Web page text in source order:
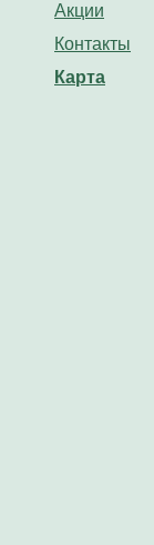
Акции
Контакты
Карта